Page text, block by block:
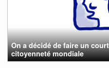
On a décidé de faire un
citoyenneté mondiale